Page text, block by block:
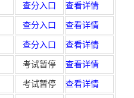
查分入口 查看详情
查分入口 查看详情
查分入口 查看详情
考试暂停 查看详情
考试暂停 查看详情